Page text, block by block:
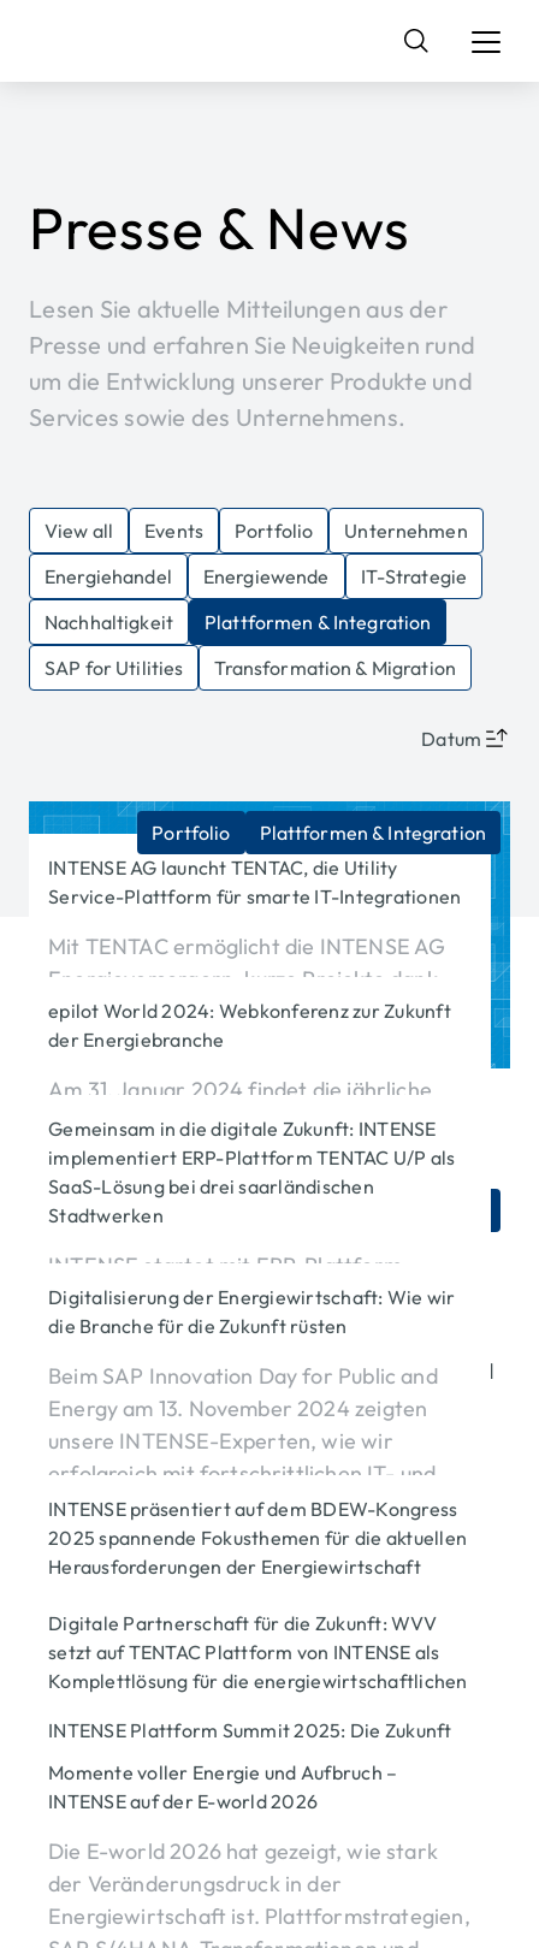
Suchen
nach:
Presse & News
Lesen Sie aktuelle Mitteilungen aus der
Presse und erfahren Sie Neuigkeiten rund
um die Entwicklung unserer Produkte und
Services sowie des Unternehmens.
View all Events Portfolio
Unternehmen
Energiehandel
Energiewende
IT-Strategie
Nachhaltigkeit
Plattformen & Integration
SAP for Utilities
Transformation & Migration
Datum
INTENSE AG launcht TENTAC, die Utility
Service-Plattform für smarte IT-Integrationen
Mit TENTAC ermöglicht die INTENSE AG
Energieversorgern, kurze Projekte dank
smarter IT-Integrationen bei voller
Kostenkontrolle.
Portfolio Plattformen & Integration
epilot World 2024: Webkonferenz zur Zukunft
der Energiebranche
Am 31. Januar 2024 findet die jährliche
epilot World statt. Die ganztägige
Webkonferenz steht im Fokus der
Energiewende und Digitalisierung.
Unternehmen
Gemeinsam in die digitale Zukunft: INTENSE
implementiert ERP-Plattform TENTAC U/P als
SaaS-Lösung bei drei saarländischen
Stadtwerken
INTENSE startet mit ERP-Plattform
„TENTAC U/P“ bei saarländischen
Stadtwerken. Die moderne
Softwarelösung verschlankt
Geschäftsprozesse und steigert Effizienz in
Zeiten der Energiewende.
Plattformen & Integration
SAP for Utilities
Digitalisierung der Energiewirtschaft: Wie wir
die Branche für die Zukunft rüsten
Beim SAP Innovation Day for Public and
Energy am 13. November 2024 zeigten
unsere INTENSE-Experten, wie wir
erfolgreich mit fortschrittlichen IT- und
Softwarelösungen gemeinsam mit unseren
Kunden die Herausforderungen der
Energiewende meistern und sie Schritt für
Mehr erfahren
Plattformen & Integration
SAP for Utilities
INTENSE präsentiert auf dem BDEW-Kongress
2025 spannende Fokusthemen für die aktuellen
Herausforderungen der Energiewirtschaft
BDEW-Kongress 2025: INTENSE
präsentiert spannende Fokusthemen für
die aktuellen Herausforderungen der
Mehr erfahren
Events Unternehmen
Energiehandel
Energiewende
Plattformen & Integration
Transformation & Migration
Digitale Partnerschaft für die Zukunft: WVV
setzt auf TENTAC Plattform von INTENSE als
Komplettlösung für die energiewirtschaftlichen
Zentrales Digitalisierungsprojekt für
effiziente, digitale und kundenfreundliche
Mehr erfahren
Unternehmen
IT-Strategie
Plattformen & Integration
SAP for Utilities
INTENSE Plattform Summit 2025: Die Zukunft
der Energiewirtschaft aktiv gestalten –
gemeinsam auf einer Plattform
Erfolgreicher INTENSE Plattform Summit
2025 in Würzburg: Spannende
Diskussionen, praxisnahe Insights und
Networking pur.
Momente voller Energie und Aufbruch –
INTENSE auf der E-world 2026
Die E-world 2026 hat gezeigt, wie stark
der Veränderungsdruck in der
Energiewirtschaft ist. Plattformstrategien,